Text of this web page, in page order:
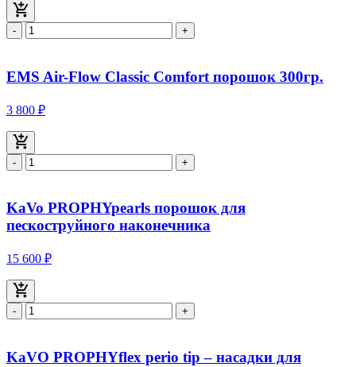
- +
EMS Air-Flow Classic Comfort порошок 300гр.
3 800 ₽
- +
KaVo PROPHYpearls порошок для
пескоструйного наконечника
15 600 ₽
- +
KaVO PROPHYflex perio tip – насадки для